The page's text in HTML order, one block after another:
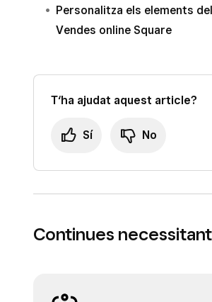
Personalitza els elements
Vendes online Square
T‘ha ajudat aquest article?
Sí No
Continues